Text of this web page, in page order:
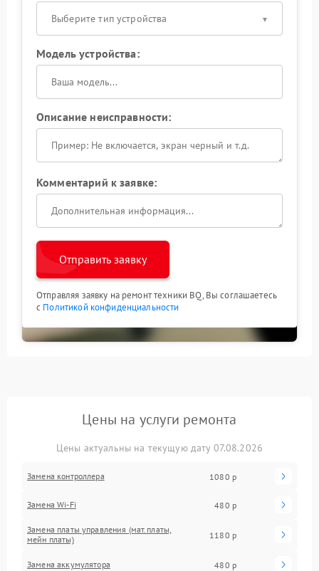
Выберите тип устройства
Модель устройства:
Описание неисправности:
Комментарий к заявке:
Отправить заявку
Отправляя заявку на ремонт техники BQ, Вы соглашаетесь
с Политикой конфиденциальности
Цены на услуги ремонта
Цены актуальны на текущую дату 07.08.2026
Замена контроллера 1080 р
Замена Wi-Fi 480 р
Замена платы управления (мат.платы,
мейн платы)
1180 р
Замена аккумулятора 480 р